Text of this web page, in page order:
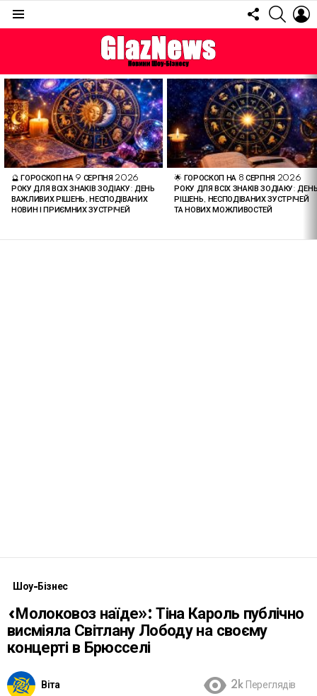
FOLLOW
US
ОСТАННІ
СТАТТІ
🔮 ГОРОСКОП НА 9 СЕРПНЯ 2026
РОКУ ДЛЯ ВСІХ ЗНАКІВ ЗОДІАКУ: ДЕНЬ
ВАЖЛИВИХ РІШЕНЬ, НЕСПОДІВАНИХ
НОВИН І ПРИЄМНИХ ЗУСТРІЧЕЙ
🌟 ГОРОСКОП НА 8 СЕРПНЯ 2026
РОКУ ДЛЯ ВСІХ ЗНАКІВ ЗОДІАКУ:
РІШЕНЬ, НЕСПОДІВАНИХ ЗУСТРІЧЕЙ
ТА НОВИХ МОЖЛИВОСТЕЙ
Шоу-Бізнес
«Молоковоз наїде»: Тіна Кароль публічно
висміяла Світлану Лободу на своєму
концерті в Брюсселі
Віта 2k Переглядів